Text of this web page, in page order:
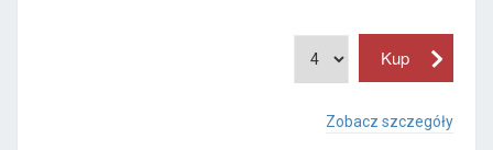
Zobacz szczegóły